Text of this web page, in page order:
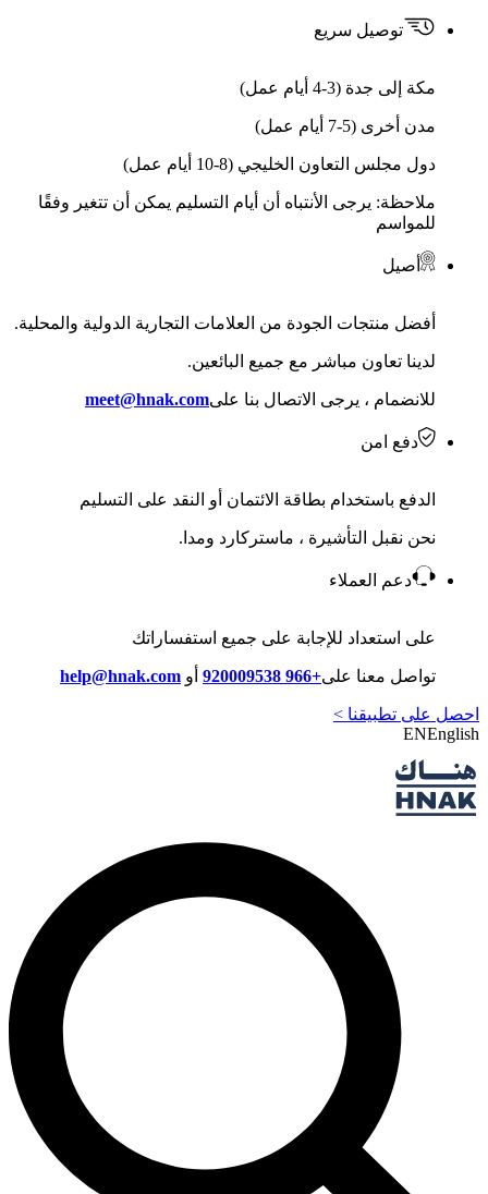
توصيل سريع
مكة إلى جدة (3-4 أيام عمل)
مدن أخرى (5-7 أيام عمل)
دول مجلس التعاون الخليجي (8-10 أيام عمل)
ملاحظة: يرجى الأنتباه أن أيام التسليم يمكن أن تتغير وفقًا
للمواسم
أصيل
أفضل منتجات الجودة من العلامات التجارية الدولية والمحلية.
لدينا تعاون مباشر مع جميع البائعين.
للانضمام ، يرجى الاتصال بنا علىmeet@hnak.com
دفع امن
الدفع باستخدام بطاقة الائتمان أو النقد على التسليم
نحن نقبل التأشيرة ، ماستركارد ومدا.
دعم العملاء
على استعداد للإجابة على جميع استفساراتك
تواصل معنا على+966 920009538 أو help@hnak.com
احصل على تطبيقنا >
ENEnglish